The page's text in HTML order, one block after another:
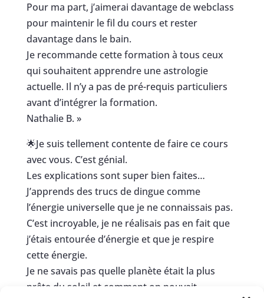
Pour ma part, j’aimerai davantage de webclass
pour maintenir le fil du cours et rester
davantage dans le bain.
Je recommande cette formation à tous ceux
qui souhaitent apprendre une astrologie
actuelle. Il n’y a pas de pré-requis particuliers
avant d’intégrer la formation.
Nathalie B. »
🌟Je suis tellement contente de faire ce cours
avec vous. C’est génial.
Les explications sont super bien faites…
J’apprends des trucs de dingue comme
l’énergie universelle que je ne connaissais pas.
C’est incroyable, je ne réalisais pas en fait que
j’étais entourée d’énergie et que je respire
cette énergie.
Je ne savais pas quelle planète était la plus
prête du soleil et comment on pouvait